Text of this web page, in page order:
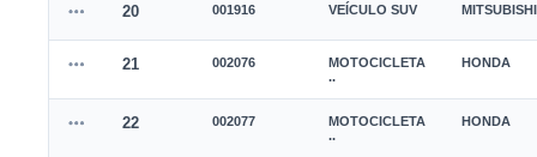
20 001916 VEÍCULO SUV MITSUBISHI
21 002076
MOTOCICLETA
..
HONDA
22 002077
MOTOCICLETA
..
HONDA